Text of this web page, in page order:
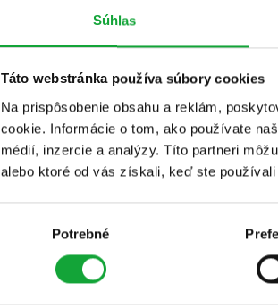
Súhlas
Táto webstránka používa súbory cookies
Na prispôsobenie obsahu a reklám,
cookie. Informácie o tom, ako používate
médií, inzercie a analýzy. Títo partneri
alebo ktoré od vás získali, keď ste
Potrebné